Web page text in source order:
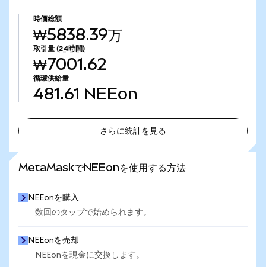
時価総額
₩5838.39万
取引量 (24時間)
₩7001.62
循環供給量
481.61 NEEon
さらに統計を見る
MetaMaskでNEEonを使用する方法
NEEonを購入
数回のタップで始められます。
NEEonを売却
NEEonを現金に交換します。